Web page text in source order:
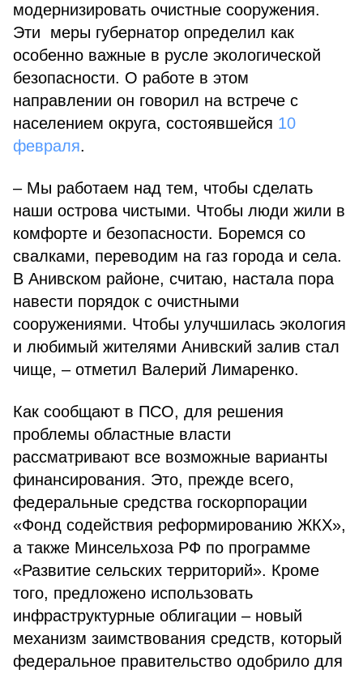
модернизировать очистные сооружения.
Эти меры губернатор определил как
особенно важные в русле экологической
безопасности. О работе в этом
направлении он говорил на встрече с
населением округа, состоявшейся 10
февраля.
– Мы работаем над тем, чтобы сделать
наши острова чистыми. Чтобы люди жили в
комфорте и безопасности. Боремся со
свалками, переводим на газ города и села.
В Анивском районе, считаю, настала пора
навести порядок с очистными
сооружениями. Чтобы улучшилась экология
и любимый жителями Анивский залив стал
чище, – отметил Валерий Лимаренко.
Как сообщают в ПСО, для решения
проблемы областные власти
рассматривают все возможные варианты
финансирования. Это, прежде всего,
федеральные средства госкорпорации
«Фонд содействия реформированию ЖКХ»,
а также Минсельхоза РФ по программе
«Развитие сельских территорий». Кроме
того, предложено использовать
инфраструктурные облигации – новый
механизм заимствования средств, который
федеральное правительство одобрило для